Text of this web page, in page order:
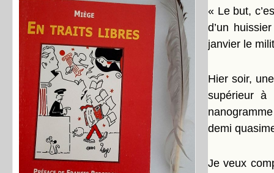
« Le but,
d’un
janvier le
Hier soir,
supérieur à
demi
Je veux